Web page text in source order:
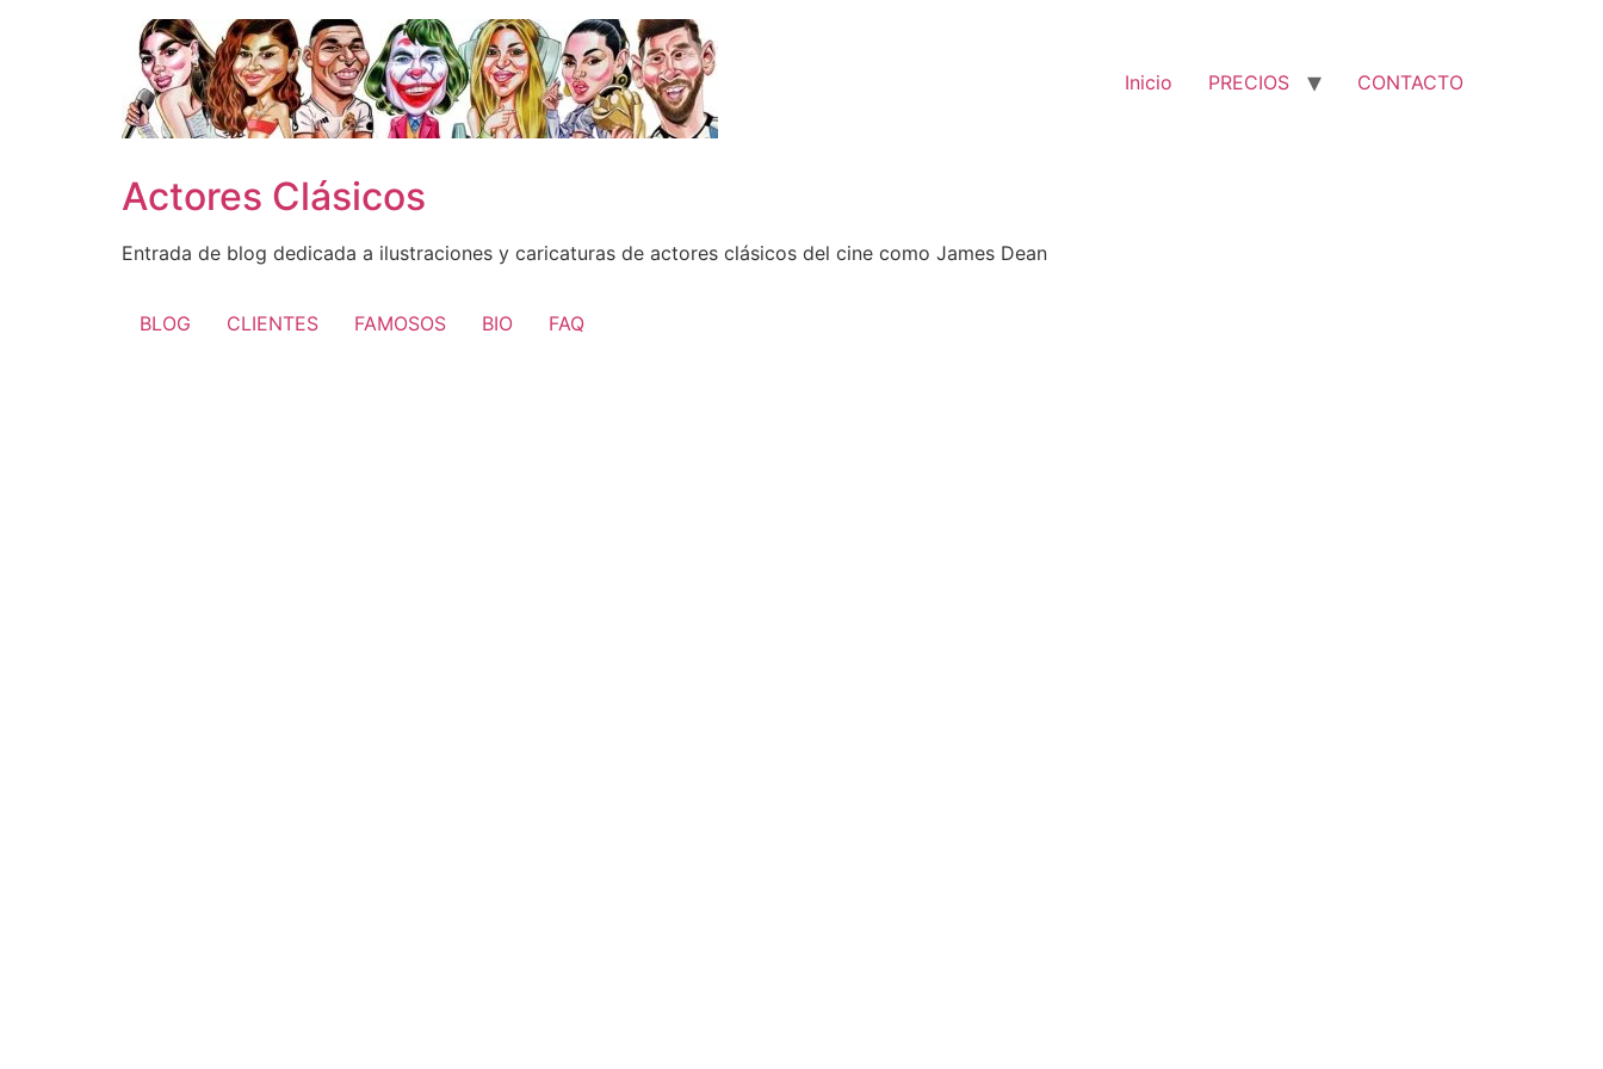
Inicio PRECIOS CONTACTO
Actores Clásicos
Entrada de blog dedicada a ilustraciones y caricaturas de actores clásicos del cine como James Dean
BLOG CLIENTES FAMOSOS BIO FAQ